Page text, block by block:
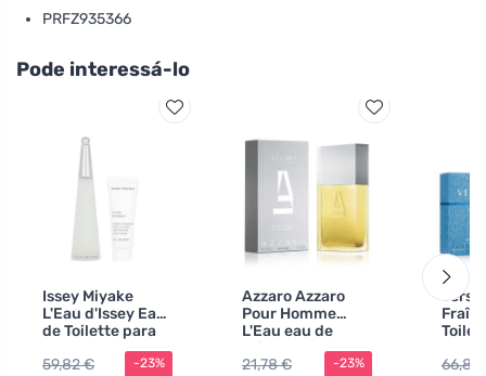
PRFZ935366
Pode interessá-lo
Issey Miyake
L'Eau d'Issey Eau
de Toilette para
mulheres 100 ml
+ BC
59,82 € -23%
Azzaro Azzaro
Pour Homme
L'Eau eau de
toilette para
homens
21,78 € -23%
66,89